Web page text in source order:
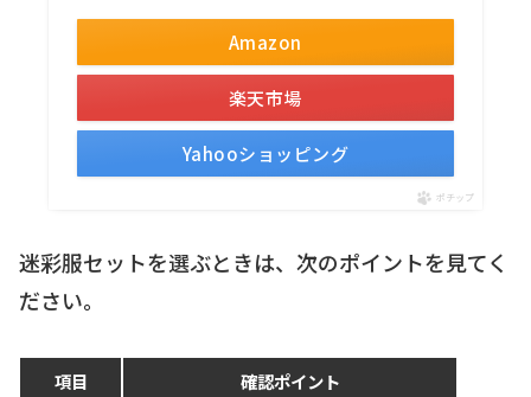
Amazon
楽天市場
Yahooショッピング
ポチップ
迷彩服セットを選ぶときは、次のポイントを見てく
ださい。
項目
確認ポイント